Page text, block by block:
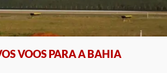
VOOS PARA A BAHIA